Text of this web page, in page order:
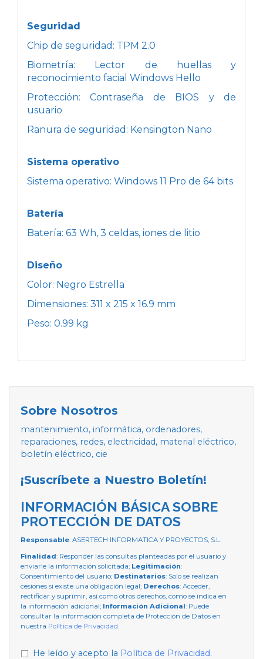
Seguridad
Chip de seguridad: TPM 2.0
Biometría: Lector de huellas y
reconocimiento facial Windows Hello
Protección: Contraseña de BIOS y de
usuario
Ranura de seguridad: Kensington Nano
Sistema operativo
Sistema operativo: Windows 11 Pro de 64 bits
Batería
Batería: 63 Wh, 3 celdas, iones de litio
Diseño
Color: Negro Estrella
Dimensiones: 311 x 215 x 16.9 mm
Peso: 0.99 kg
Sobre Nosotros
mantenimiento, informática, ordenadores,
reparaciones, redes, electricidad, material eléctrico,
boletín eléctrico, cie
¡Suscríbete a Nuestro Boletín!
INFORMACIÓN BÁSICA SOBRE
PROTECCIÓN DE DATOS
Responsable: ASERTECH INFORMATICA Y PROYECTOS, S.L.
Finalidad: Responder las consultas planteadas por el usuario y
enviarle la información solicitada; Legitimación:
Consentimiento del usuario; Destinatarios: Solo se realizan
cesiones si existe una obligación legal; Derechos: Acceder,
rectificar y suprimir, así como otros derechos, como se indica en
la información adicional; Información Adicional: Puede
consultar la información completa de Protección de Datos en
nuestra Política de Privacidad
He leído y acepto la Política de Privacidad.